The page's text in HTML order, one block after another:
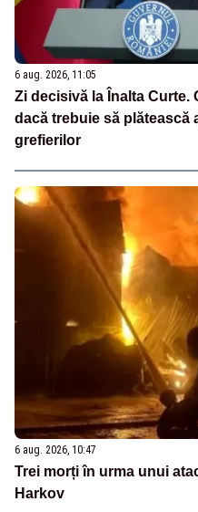
6 aug. 2026, 11:05
Zi decisivă la Înalta Curte.
dacă trebuie să plătească
grefierilor
6 aug. 2026, 10:47
Trei morți în urma unui
Harkov